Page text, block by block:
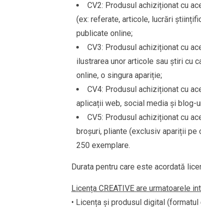
CV2: Produsul achiziționat cu
(ex: referate, articole, lucrări
publicate online;
CV3: Produsul achiziționat cu
ilustrarea unor articole sau știri cu
online, o singura apariție;
CV4: Produsul achiziționat cu
aplicații web, social media și blog-
CV5: Produsul achiziționat cu
broșuri, pliante (exclusiv apariții pe
250 exemplare.
Durata pentru care este acordată
Licența CREATIVE are urmatoarele
• Licența și produsul digital